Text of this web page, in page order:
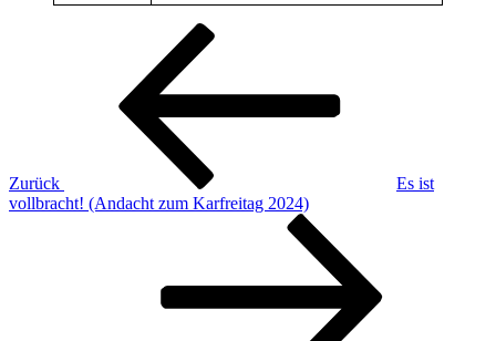
Beitragsnavigation
Zurück
Es ist
vollbracht! (Andacht zum Karfreitag 2024)